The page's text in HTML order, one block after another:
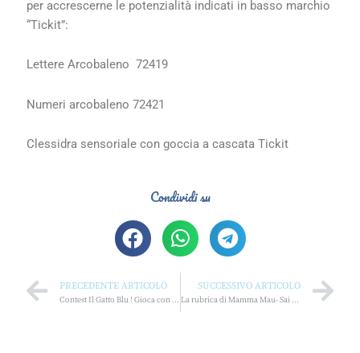
per accrescerne le potenzialità indicati in basso marchio
“Tickit”:
Lettere Arcobaleno 72419
Numeri arcobaleno 72421
Clessidra sensoriale con goccia a cascata Tickit
Condividi su
Prev
PRECEDENTE ARTICOLO
Contest Il Gatto Blu ! Gioca con noi :)
SUCCESSIVO ARTICOLO
La rubrica di Mamma Mau- Sai cosa sono le FlashCards? Scopriamolo insieme !